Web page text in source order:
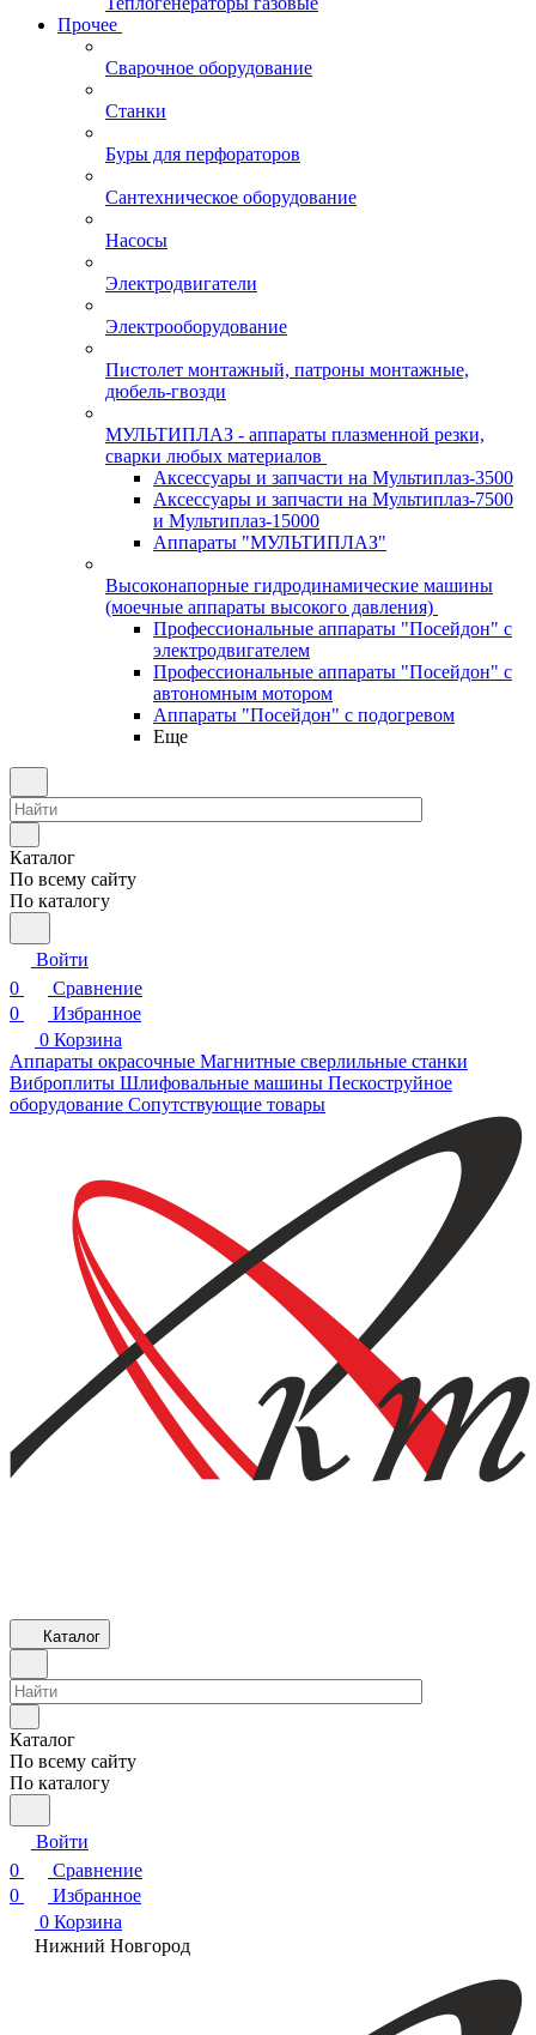
Прочее
Сварочное оборудование
Станки
Буры для перфораторов
Сантехническое оборудование
Насосы
Электродвигатели
Электрооборудование
Пистолет монтажный, патроны монтажные,
дюбель-гвозди
МУЛЬТИПЛАЗ - аппараты плазменной резки,
сварки любых материалов
Аксессуары и запчасти на Мультиплаз-3500
Аксессуары и запчасти на Мультиплаз-7500
и Мультиплаз-15000
Аппараты "МУЛЬТИПЛАЗ"
Высоконапорные гидродинамические машины
(моечные аппараты высокого давления)
Профессиональные аппараты "Посейдон" с
электродвигателем
Профессиональные аппараты "Посейдон" с
автономным мотором
Аппараты "Посейдон" с подогревом
Еще
Каталог
По всему сайту
По каталогу
Войти
0
Сравнение
0
Избранное
0 Корзина
Аппараты окрасочные Магнитные сверлильные станки
Виброплиты Шлифовальные машины Пескоструйное
оборудование Сопутствующие товары
Каталог
Каталог
По всему сайту
По каталогу
Войти
0
Сравнение
0
Избранное
0 Корзина
Нижний Новгород